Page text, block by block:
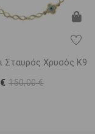
Σταυρός Χρυσός Κ9
€150,00 €